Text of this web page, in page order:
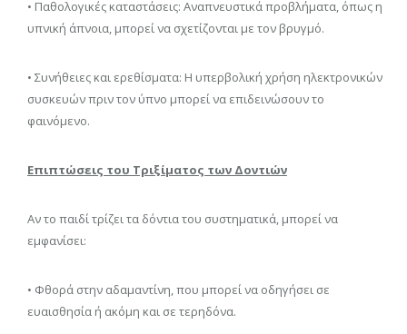
• Παθολογικές καταστάσεις: Αναπνευστικά προβλήματα, όπως η
υπνική άπνοια, μπορεί να σχετίζονται με τον βρυγμό.
• Συνήθειες και ερεθίσματα: Η υπερβολική χρήση ηλεκτρονικών
συσκευών πριν τον ύπνο μπορεί να επιδεινώσουν το
φαινόμενο.
Επιπτώσεις του Τριξίματος των Δοντιών
Αν το παιδί τρίζει τα δόντια του συστηματικά, μπορεί να
εμφανίσει:
• Φθορά στην αδαμαντίνη, που μπορεί να οδηγήσει σε
ευαισθησία ή ακόμη και σε τερηδόνα.